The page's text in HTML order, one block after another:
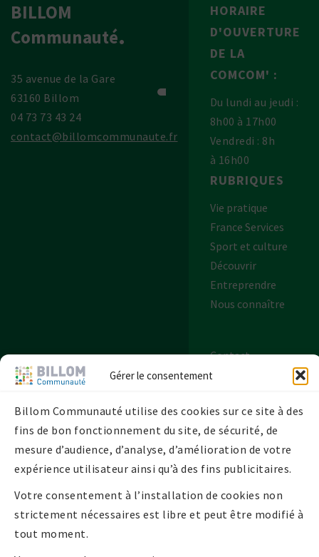
Gérer le consentement
Billom Communauté utilise des cookies sur ce site à des
fins de bon fonctionnement du site, de sécurité, de
mesure d’audience, d’analyse, d’amélioration de votre
expérience utilisateur ainsi qu’à des fins publicitaires.
Votre consentement à l’installation de cookies non
strictement nécessaires est libre et peut être modifié à
tout moment.
BILLOM
Communauté
35 avenue de la Gare
63160 Billom
04 73 73 43 24
contact@billomcommunaute.fr
HORAIRE
D'OUVERTURE
DE LA
COMCOM' :
Du lundi au jeudi :
8h00 à 17h00
Vendredi : 8h
à 16h00
RUBRIQUES
Vie pratique
France Services
Sport et culture
Découvrir
Entreprendre
Nous connaître
Contact
Plan de site
Politique de
confidentialité
Politique de
cookies UE